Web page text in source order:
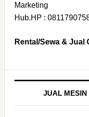
Marketing
Hub.HP :
Rental/Sewa & Jual
JUAL MESIN